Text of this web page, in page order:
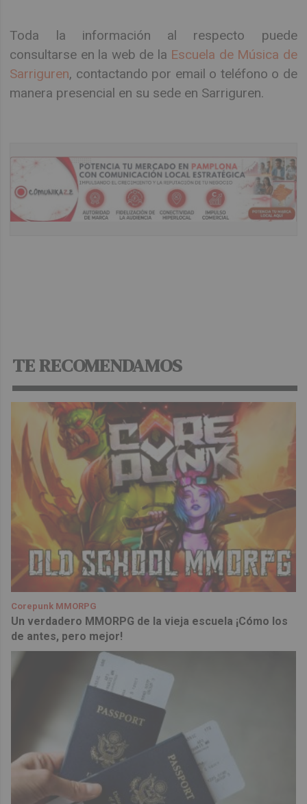
Toda la información al respecto puede
consultarse en la web de la Escuela de Música de
Sarriguren, contactando por email o teléfono o de
manera presencial en su sede en Sarriguren.
TE RECOMENDAMOS
Corepunk MMORPG
Un verdadero MMORPG de la vieja escuela ¡Cómo los
de antes, pero mejor!